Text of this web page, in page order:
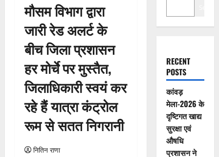
मौसम विभाग द्वारा
जारी रेड अलर्ट के
बीच जिला प्रशासन
हर मोर्चे पर मुस्तैत,
जिलाधिकारी स्वयं कर
रहे हैं यात्रा कंट्रोल
रूम से सतत निगरानी
नितिन राणा
RECENT
POSTS
कांवड़
मेला-2026 के
दृष्टिगत खाद्य
सुरक्षा एवं
औषधि
प्रशासन ने